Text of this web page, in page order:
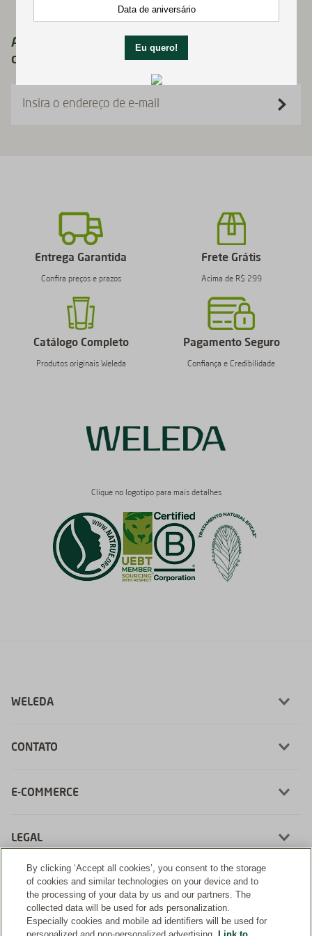
Assine nossa newsletter agora e receba 10%
de desconto no seu primeiro pedido!
Insira o endereço de e-mail
Entrega Garantida
Confira preços e prazos
Frete Grátis
Acima de R$ 299
Catálogo Completo
Produtos originais Weleda
Pagamento Seguro
Confiança e Credibilidade
Clique no logotipo para mais detalhes
WELEDA
CONTATO
E-COMMERCE
LEGAL
Desenvolvimento:
By clicking ‘Accept all cookies’, you consent to the storage
of cookies and similar technologies on your device and to
the processing of your data by us and our partners. The
collected data will be used for ads personalization.
Especially cookies and mobile ad identifiers will be used for